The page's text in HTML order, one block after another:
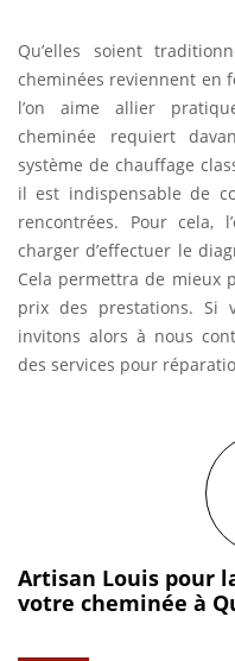
Qu’elles soient
cheminées reviennent en
l’on aime allier
cheminée requiert
système de chauffage
il est indispensable de
rencontrées. Pour cela,
charger d’effectuer le
Cela permettra de mieux
prix des prestations. Si
invitons alors à nous
des services pour
Artisan Louis pour
votre cheminée à